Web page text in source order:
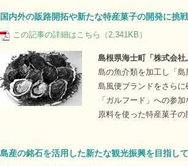
国内外の販路開拓や新たな特産菓子の開発に挑戦
この記事の詳細はこちら（2,341KB）
島根県海士町「株式会
島の魚介類を加工し「
島風便ブランドをさら
「ガルフード」への参
原料を使った特産菓子
島産の銘石を活用した新たな観光振興を目指して